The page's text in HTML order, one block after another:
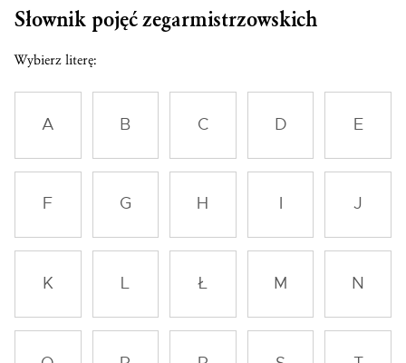
Słownik pojęć zegarmistrzowskich
Wybierz literę:
A B C D E
F G H J
K L Ł M N